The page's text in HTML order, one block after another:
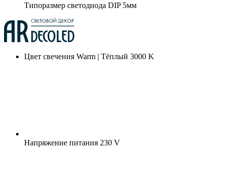
Типоразмер светодиода DIP 5мм
Цвет свечения Warm | Тёплый 3000 K
Напряжение питания 230 V